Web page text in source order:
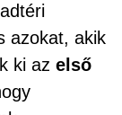
azokat, akik
ki az első